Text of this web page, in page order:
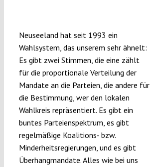
Funding
Projects
Neuseeland hat seit 1993 ein
Wahlsystem, das unserem sehr ähnelt:
Es gibt zwei Stimmen, die eine zählt
für die proportionale Verteilung der
Mandate an die Parteien, die andere für
die Bestimmung, wer den lokalen
Wahlkreis repräsentiert. Es gibt ein
buntes Parteienspektrum, es gibt
regelmäßige Koalitions- bzw.
Minderheitsregierungen, und es gibt
Überhangmandate. Alles wie bei uns